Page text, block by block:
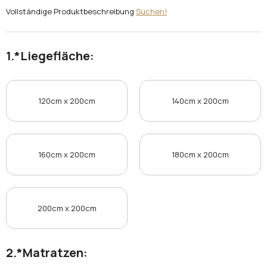
Vollständige Produktbeschreibung Suchen!
*Liegefläche:
120cm x 200cm 140cm x 200cm
160cm x 200cm 180cm x 200cm
200cm x 200cm
*Matratzen: